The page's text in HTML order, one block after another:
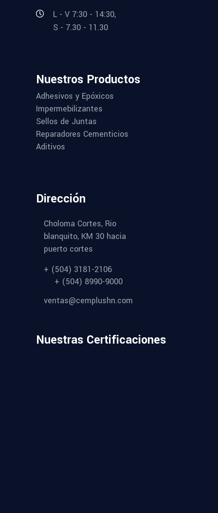
L - V 7:30 - 14:30,
S - 7.30 - 11.30
Nuestros Productos
Adhesivos y Epóxicos
Impermebilizantes
Sellos de Juntas
Reparadores Cementicios
Aditivos
Dirección
Choloma Cortes, Rio
blanquito, KM 30 hacia
puerto cortes
+ (504) 3181-2106
+ (504) 8990-9000
ventas@cemplushn.com
Nuestras Certificaciones